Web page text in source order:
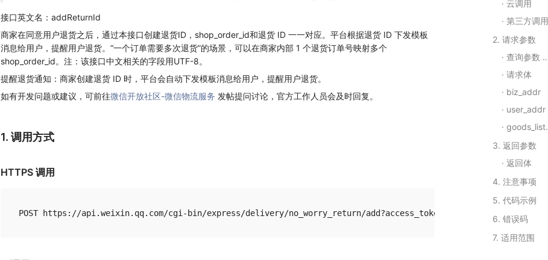
接口英文名：addReturnId
商家在同意用户退货之后，通过本接口创建退货ID，shop_order_id和退货 ID 一一对应。平台根据退货 ID 下发模板
消息给用户，提醒用户退货。“一个订单需要多次退货”的场景，可以在商家内部 1 个退货订单号映射多个
shop_order_id。注：该接口中文相关的字段用UTF-8。
提醒退货通知：商家创建退货 ID 时，平台会自动下发模板消息给用户，提醒用户退货。
如有开发问题或建议，可前往微信开放社区-微信物流服务 发帖提问讨论，官方工作人员会及时回复。
1. 调用方式
HTTPS 调用
云调用
第三方调用
2. 请求参数
查询参数 Query String Parameters
请求体
biz_addr
user_addr
goods_list(Array)
3. 返回参数
返回体
4. 注意事项
5. 代码示例
6. 错误码
7. 适用范围